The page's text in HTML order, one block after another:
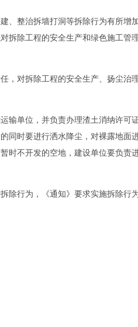
整治拆墙打洞等拆除行为有所增
拆除工程的安全生产和绿色施工管
对拆除工程的安全生产、扬尘治
单位，并负责办理渣土消纳许可
同时要进行洒水降尘，对裸露地面
时不开发的空地，建设单位要负责
行为，《通知》要求实施拆除行